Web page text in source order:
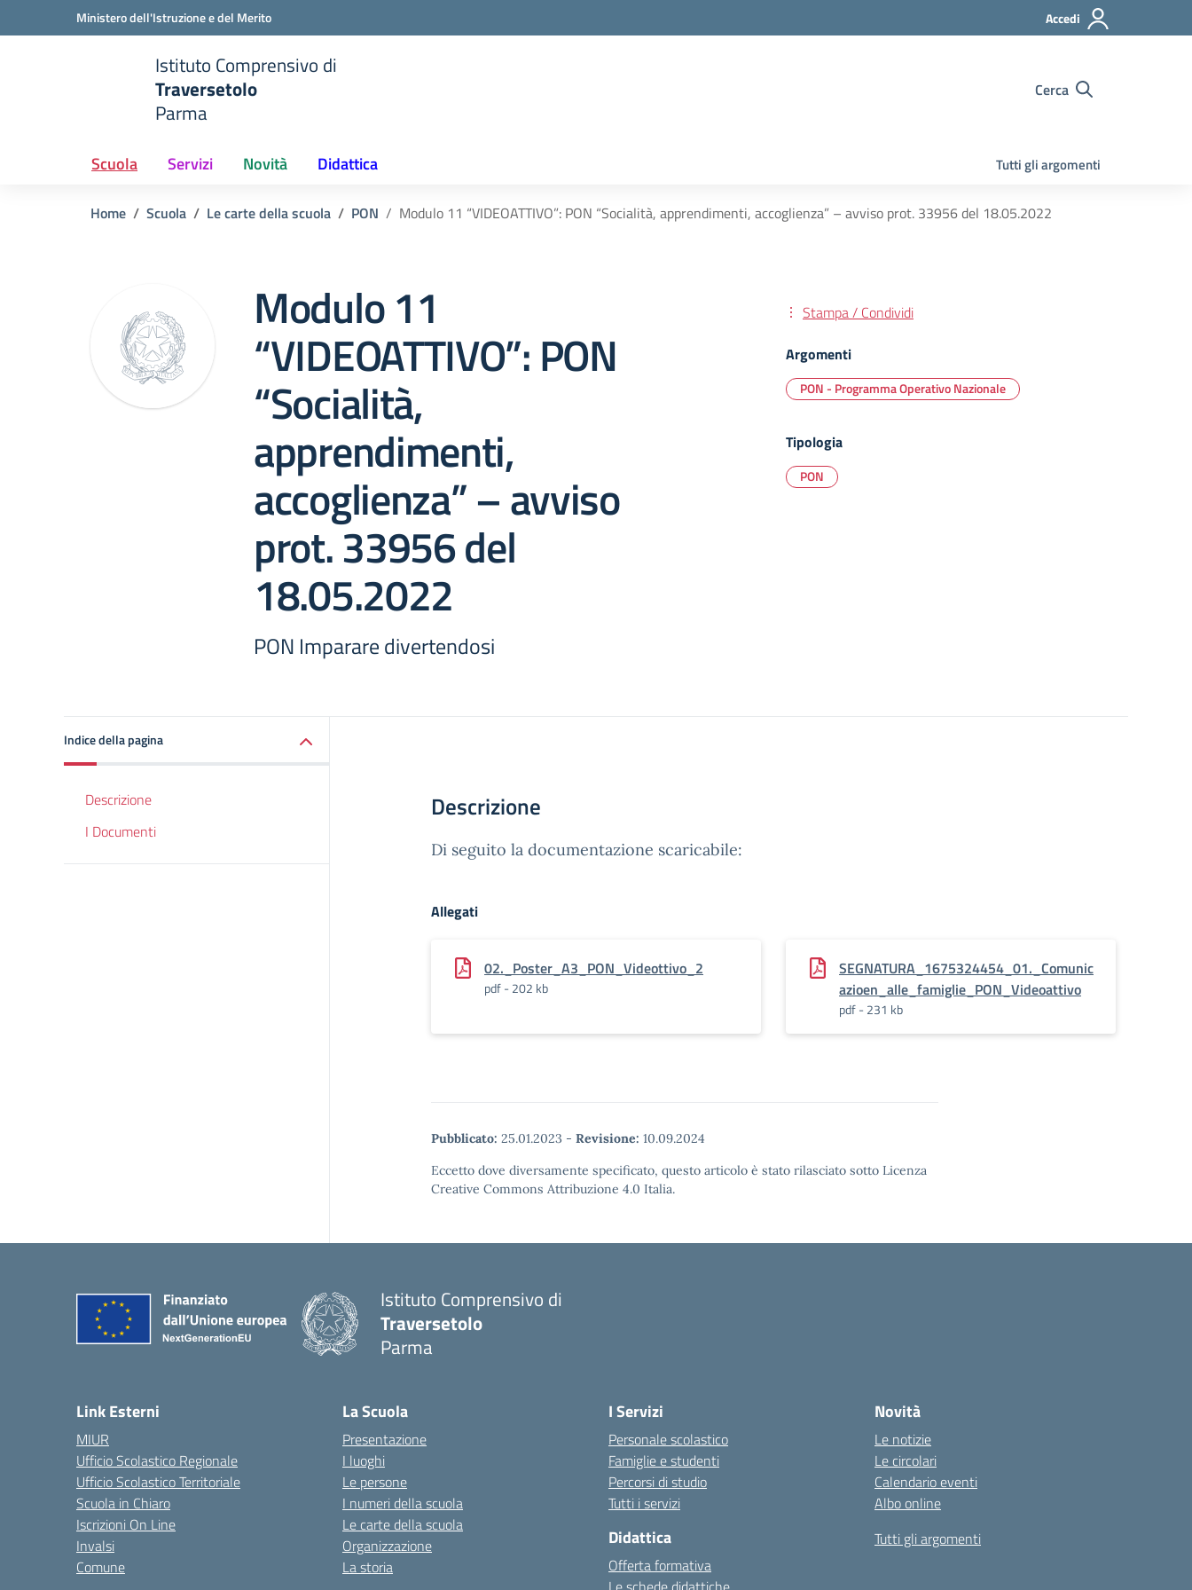
Vai ai contenuti
Vai al menu di navigazioneMinistero dell'Istruzione e del Merito Accedi
Istituto Comprensivo di
Traversetolo
Parma
Cerca
Scuola Servizi Novità Didattica Tutti gli argomenti
Home Scuola Le carte della scuola PON Modulo 11 “VIDEOATTIVO”: PON “Socialità, apprendimenti, accoglienza” – avviso prot. 33956 del 18.05.2022
Modulo 11
“VIDEOATTIVO”: PON
“Socialità,
apprendimenti,
accoglienza” – avviso
prot. 33956 del
18.05.2022
PON Imparare divertendosi
Stampa / Condividi
Argomenti
PON - Programma Operativo Nazionale
Tipologia
PON
Indice della pagina
Descrizione
I Documenti
Descrizione
Di seguito la documentazione scaricabile:
Allegati
02._Poster_A3_PON_Videottivo_2
pdf - 202 kb
SEGNATURA_1675324454_01._Comunic
azioen_alle_famiglie_PON_Videoattivo
pdf - 231 kb
Pubblicato: 25.01.2023 - Revisione: 10.09.2024
Eccetto dove diversamente specificato, questo articolo è stato rilasciato sotto Licenza
Creative Commons Attribuzione 4.0 Italia.
Istituto Comprensivo di
Traversetolo
Parma
Link Esterni
MIUR
Ufficio Scolastico Regionale
Ufficio Scolastico Territoriale
Scuola in Chiaro
Iscrizioni On Line
Invalsi
Comune
La Scuola
Presentazione
I luoghi
Le persone
I numeri della scuola
Le carte della scuola
Organizzazione
La storia
I Servizi
Personale scolastico
Famiglie e studenti
Percorsi di studio
Tutti i servizi
Didattica
Offerta formativa
Novità
Le notizie
Le circolari
Calendario eventi
Albo online
Tutti gli argomenti